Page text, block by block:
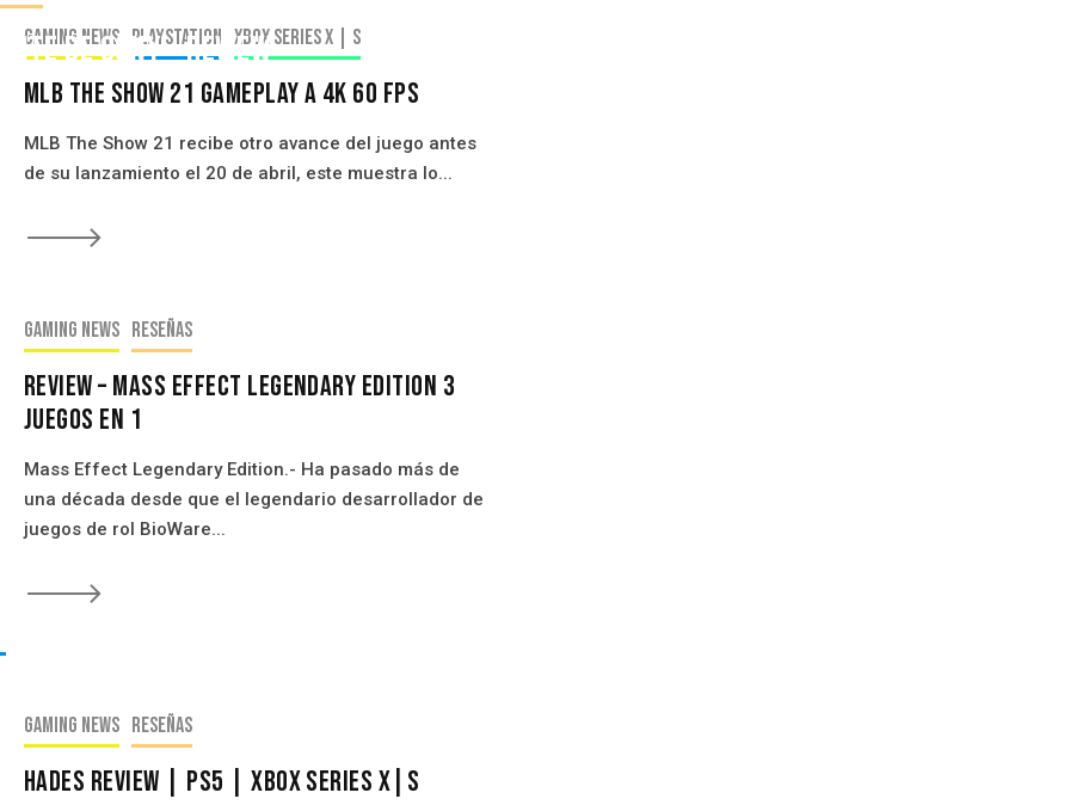
De Sony – Review
Gaming news PlayStation Xbox Series X | S
MLB The Show 21 Gameplay a 4K 60 FPS
MLB The Show 21 recibe otro avance del juego antes
de su lanzamiento el 20 de abril, este muestra lo...
🡒
Gaming news Reseñas
Review – Mass Effect Legendary Edition 3
Juegos En 1
Mass Effect Legendary Edition.- Ha pasado más de
una década desde que el legendario desarrollador de
juegos de rol BioWare...
🡒
Gaming news Reseñas
Hades Review | PS5 | Xbox Series X|S